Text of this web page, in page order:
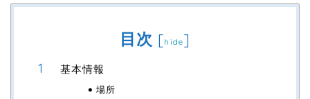
目次 [hide]
基本情報
場所